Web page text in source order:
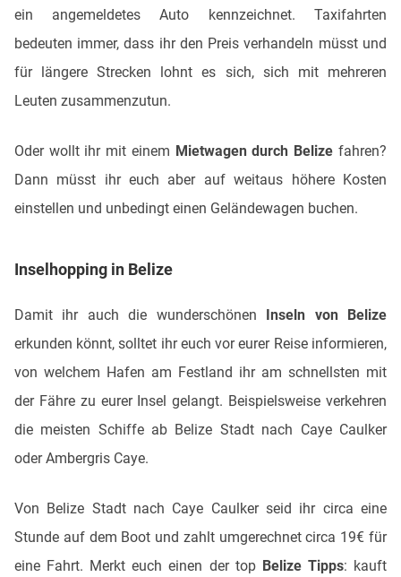
ein angemeldetes Auto kennzeichnet. Taxifahrten
bedeuten immer, dass ihr den Preis verhandeln müsst und
für längere Strecken lohnt es sich, sich mit mehreren
Leuten zusammenzutun.
Oder wollt ihr mit einem Mietwagen durch Belize fahren?
Dann müsst ihr euch aber auf weitaus höhere Kosten
einstellen und unbedingt einen Geländewagen buchen.
Inselhopping in Belize
Damit ihr auch die wunderschönen Inseln von Belize
erkunden könnt, solltet ihr euch vor eurer Reise informieren,
von welchem Hafen am Festland ihr am schnellsten mit
der Fähre zu eurer Insel gelangt. Beispielsweise verkehren
die meisten Schiffe ab Belize Stadt nach Caye Caulker
oder Ambergris Caye.
Von Belize Stadt nach Caye Caulker seid ihr circa eine
Stunde auf dem Boot und zahlt umgerechnet circa 19€ für
eine Fahrt. Merkt euch einen der top Belize Tipps: kauft